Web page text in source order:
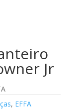
Jr
, EFFA